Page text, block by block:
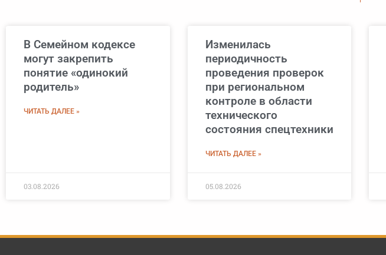
В Семейном кодексе
могут закрепить
понятие «одинокий
родитель»
ЧИТАТЬ ДАЛЕЕ »
03.08.2026
Изменилась
периодичность
проведения проверок
при региональном
контроле в области
технического
состояния спецтехники
ЧИТАТЬ ДАЛЕЕ »
05.08.2026